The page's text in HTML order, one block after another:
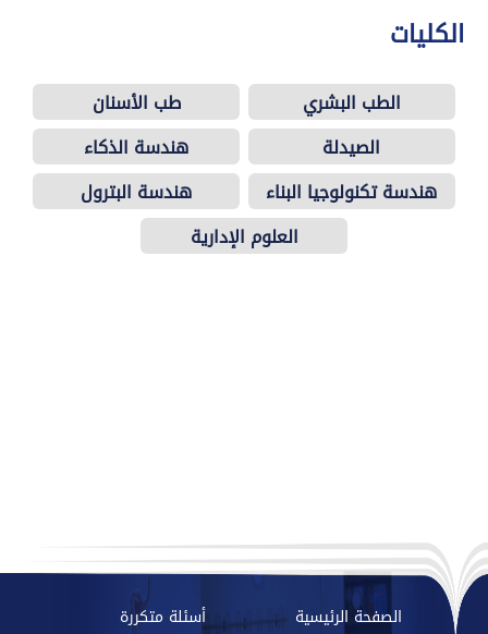
الكليات
الطب البشري
طب الأسنان
الصيدلة
هندسة الذكاء
الاصطناعي
هندسة تكنولوجيا البناء
والتشييد
هندسة البترول
العلوم الإدارية
الصفحة الرئيسية
أسئلة متكررة